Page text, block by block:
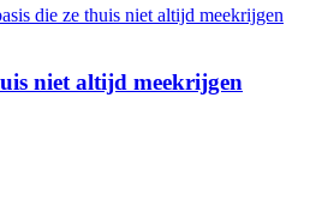
niet altijd meekrijgen